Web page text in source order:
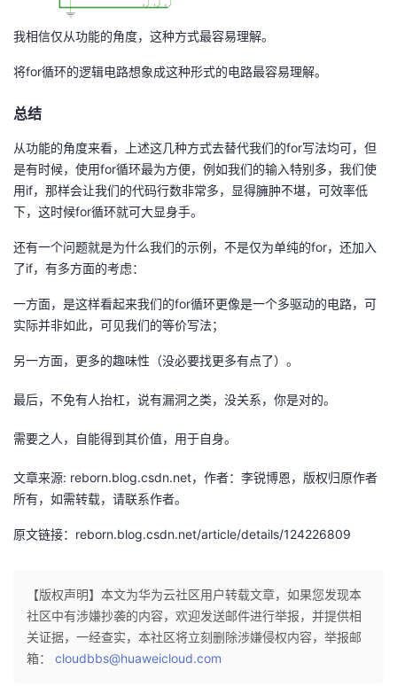
我相信仅从功能的角度，这种方式最容易理解。
将for循环的逻辑电路想象成这种形式的电路最容易理解。
总结
从功能的角度来看，上述这几种方式去替代我们的for写法均可，但
是有时候，使用for循环最为方便，例如我们的输入特别多，我们使
用if，那样会让我们的代码行数非常多，显得臃肿不堪，可效率低
下，这时候for循环就可大显身手。
还有一个问题就是为什么我们的示例，不是仅为单纯的for，还加入
了if，有多方面的考虑：
一方面，是这样看起来我们的for循环更像是一个多驱动的电路，可
实际并非如此，可见我们的等价写法；
另一方面，更多的趣味性（没必要找更多有点了）。
最后，不免有人抬杠，说有漏洞之类，没关系，你是对的。
需要之人，自能得到其价值，用于自身。
文章来源: reborn.blog.csdn.net，作者：李锐博恩，版权归原作者
所有，如需转载，请联系作者。
原文链接：reborn.blog.csdn.net/article/details/124226809
【版权声明】本文为华为云社区用户转载文章，如果您发现本
社区中有涉嫌抄袭的内容，欢迎发送邮件进行举报，并提供相
关证据，一经查实，本社区将立刻删除涉嫌侵权内容，举报邮
箱： cloudbbs@huaweicloud.com